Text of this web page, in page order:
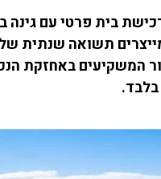
בית פרטי עם גינה
המשקיעים באחזקת